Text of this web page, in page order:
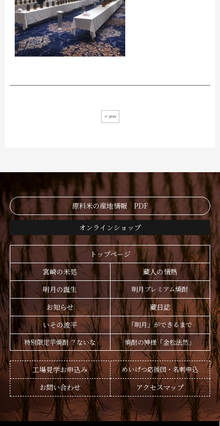
≪ prev
原料米の産地情報 PDF
オンラインショップ
トップページ
宮崎の米処
蔵人の情熱
明月の誕生
明月プレミアム焼酎
お知らせ
蔵日誌
いその波平
「明月」ができるまで
特別限定芋焼酎 ？ないな
焼酎の神様「金松法然」
工場見学お申込み めいげつ応援団・名刺申込
お問い合わせ アクセスマップ